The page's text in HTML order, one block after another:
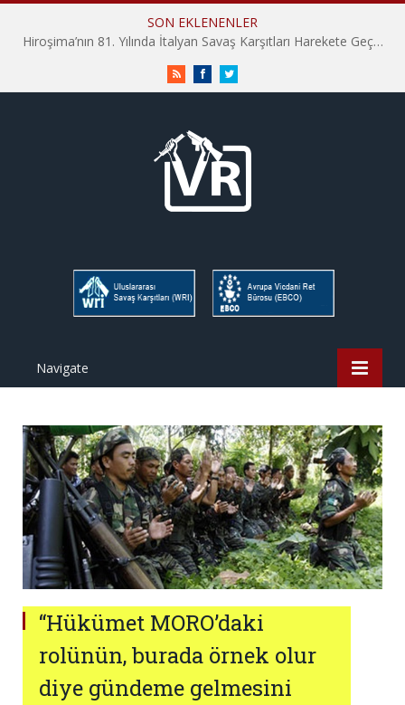
SON EKLENENLER
İHD İstanbul Şube Vicdani Ret Komisyonu: Vicdani Retçiler Olarak Destek İçin Buradayız!
RSS FacebookTwitter
Navigate
“Hükümet MORO’daki
rolünün, burada örnek olur
diye gündeme gelmesini